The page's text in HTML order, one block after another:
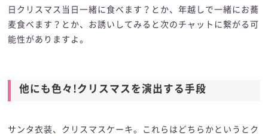
日クリスマス当日一緒に食べます？とか、年越しで一緒にお蕎
麦食べます？とか、お誘いしてみると次のチャットに繋がる可
能性がありますよ。
他にも色々!クリスマスを演出する手段
サンタ衣装、クリスマスケーキ。これらはどちらかというとク